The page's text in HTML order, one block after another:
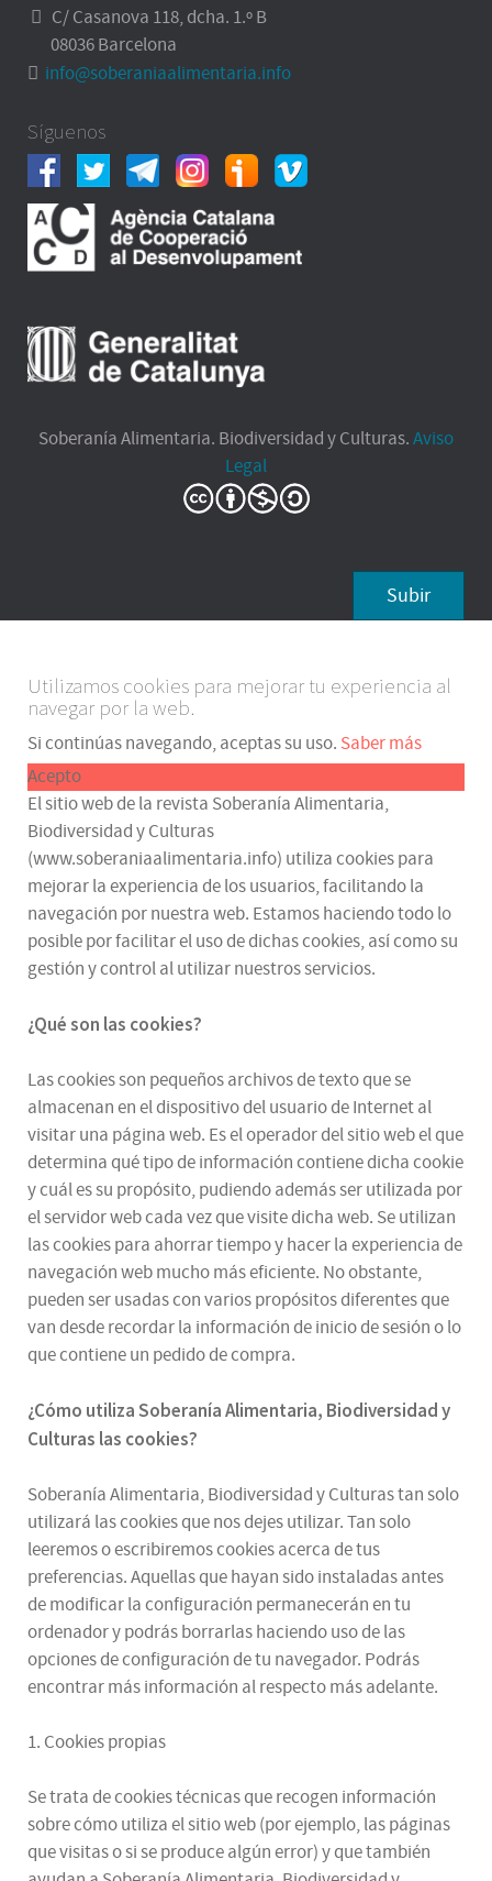
C/ Casanova 118, dcha. 1.º B
08036 Barcelona
info@soberaniaalimentaria.info
Síguenos
Soberanía Alimentaria. Biodiversidad y Culturas.Aviso
Legal
Subir
Utilizamos cookies para mejorar tu experiencia al
navegar por la web.
Si continúas navegando, aceptas su uso. Saber más
Acepto
El sitio web de la revista Soberanía Alimentaria,
Biodiversidad y Culturas
(www.soberaniaalimentaria.info) utiliza cookies para
mejorar la experiencia de los usuarios, facilitando la
navegación por nuestra web. Estamos haciendo todo lo
posible por facilitar el uso de dichas cookies, así como su
gestión y control al utilizar nuestros servicios.
¿Qué son las cookies?
Las cookies son pequeños archivos de texto que se
almacenan en el dispositivo del usuario de Internet al
visitar una página web. Es el operador del sitio web el que
determina qué tipo de información contiene dicha cookie
y cuál es su propósito, pudiendo además ser utilizada por
el servidor web cada vez que visite dicha web. Se utilizan
las cookies para ahorrar tiempo y hacer la experiencia de
navegación web mucho más eficiente. No obstante,
pueden ser usadas con varios propósitos diferentes que
van desde recordar la información de inicio de sesión o lo
que contiene un pedido de compra.
¿Cómo utilizaSoberanía Alimentaria, Biodiversidad y
Culturas las cookies?
Soberanía Alimentaria, Biodiversidad y Culturas tan solo
utilizará las cookies que nos dejes utilizar. Tan solo
leeremos o escribiremos cookies acerca de tus
preferencias. Aquellas que hayan sido instaladas antes
de modificar la configuración permanecerán en tu
ordenador y podrás borrarlas haciendo uso de las
opciones de configuración de tu navegador. Podrás
encontrar más información al respecto más adelante.
1. Cookies propias
Se trata de cookies técnicas que recogen información
sobre cómo utiliza el sitio web (por ejemplo, las páginas
que visitas o si se produce algún error) y que también